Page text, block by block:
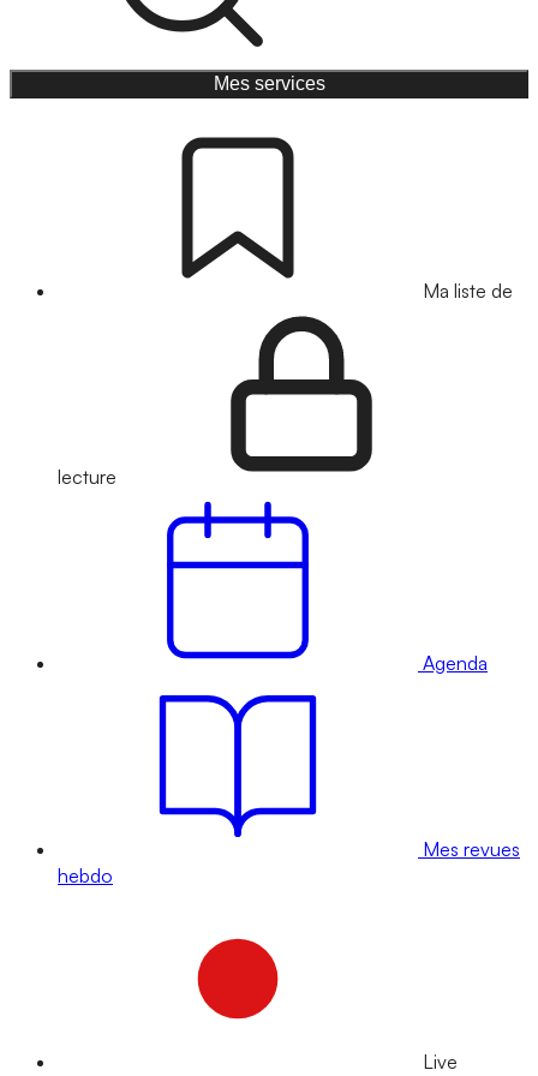
Mes services
Ma liste de
lecture
Agenda
Mes revues
hebdo
Live